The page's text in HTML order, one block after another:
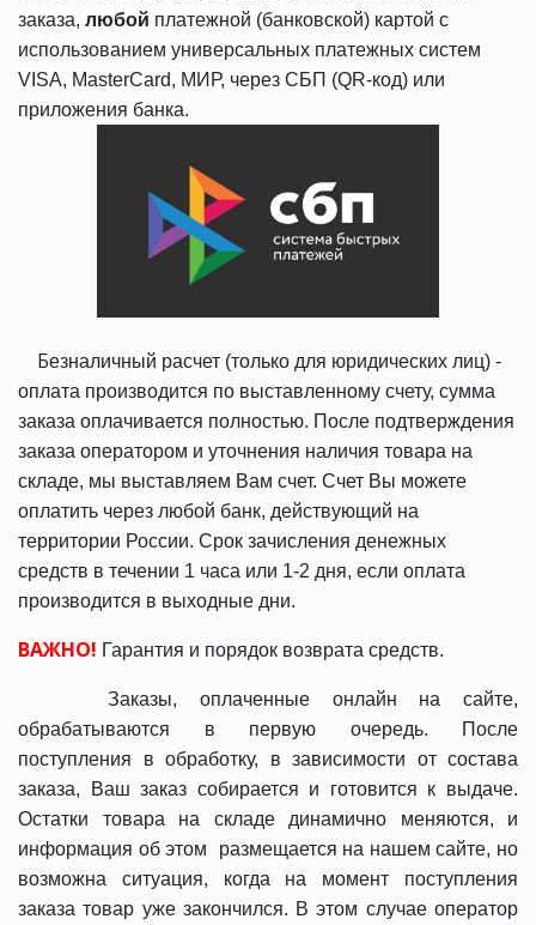
заказа, любой платежной (банковской) картой с
использованием универсальных платежных систем
VISA, MasterCard, МИР, через СБП (QR-код) или
приложения банка.
Безналичный расчет (только для юридических лиц) -
оплата производится по выставленному счету, сумма
заказа оплачивается полностью. После подтверждения
заказа оператором и уточнения наличия товара на
складе, мы выставляем Вам счет. Счет Вы можете
оплатить через любой банк, действующий на
территории России. Срок зачисления денежных
средств в течении 1 часа или 1-2 дня, если оплата
производится в выходные дни.
ВАЖНО! Гарантия и порядок возврата средств.
Заказы, оплаченные онлайн на сайте,
обрабатываются в первую очередь. После
поступления в обработку, в зависимости от состава
заказа, Ваш заказ собирается и готовится к выдаче.
Остатки товара на складе динамично меняются, и
информация об этом размещается на нашем сайте, но
возможна ситуация, когда на момент поступления
заказа товар уже закончился. В этом случае оператор